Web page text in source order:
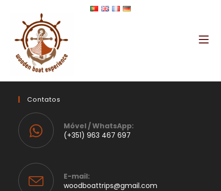
woocommerce_my_account
Contatos
Móvel / WhatsApp:
(+351) 963 467 697
E-mail:
woodboattrips@gmail.com